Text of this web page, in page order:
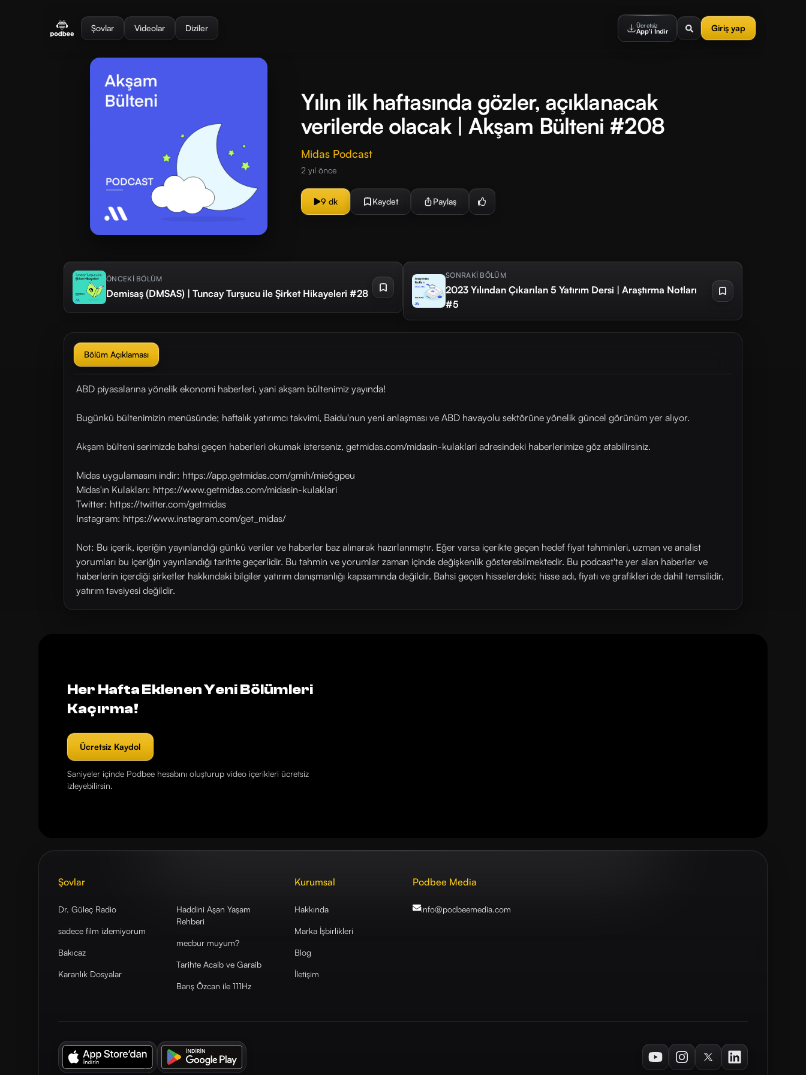
Şovlar Videolar Diziler Ücretsiz
App'i İndir Giriş yap
Yılın ilk haftasında gözler, açıklanacak
verilerde olacak | Akşam Bülteni #208
Midas Podcast
2 yıl önce
9 dk Kaydet Paylaş
ÖNCEKİ BÖLÜM
Demisaş (DMSAS) | Tuncay Turşucu ile Şirket Hikayeleri #28
SONRAKİ BÖLÜM
2023 Yılından Çıkarılan 5 Yatırım Dersi | Araştırma Notları
#5
Bölüm Açıklaması
ABD piyasalarına yönelik ekonomi haberleri, yani akşam bültenimiz yayında!
Bugünkü bültenimizin menüsünde; haftalık yatırımcı takvimi, Baidu'nun yeni anlaşması ve ABD havayolu sektörüne yönelik güncel görünüm yer alıyor.
Akşam bülteni serimizde bahsi geçen haberleri okumak isterseniz, getmidas.com/midasin-kulaklari adresindeki haberlerimize göz atabilirsiniz.
Midas uygulamasını indir: https://app.getmidas.com/gmih/mie6gpeu
Midas'ın Kulakları: https://www.getmidas.com/midasin-kulaklari
Twitter: https://twitter.com/getmidas
Instagram: https://www.instagram.com/get_midas/
Not: Bu içerik, içeriğin yayınlandığı günkü veriler ve haberler baz alınarak hazırlanmıştır. Eğer varsa içerikte geçen hedef fiyat tahminleri, uzman ve analist
yorumları bu içeriğin yayınlandığı tarihte geçerlidir. Bu tahmin ve yorumlar zaman içinde değişkenlik gösterebilmektedir. Bu podcast'te yer alan haberler ve
haberlerin içerdiği şirketler hakkındaki bilgiler yatırım danışmanlığı kapsamında değildir. Bahsi geçen hisselerdeki; hisse adı, fiyatı ve grafikleri de dahil temsilidir,
yatırım tavsiyesi değildir.
Her Hafta Eklenen Yeni Bölümleri
Kaçırma!
Ücretsiz Kaydol
Saniyeler içinde Podbee hesabını oluşturup video içerikleri ücretsiz
izleyebilirsin.
Şovlar
Dr. Güleç Radio
sadece film izlemiyorum
Bakıcaz
Karanlık Dosyalar
Haddini Aşan Yaşam
Rehberi
mecbur muyum?
Tarihte Acaib ve Garaib
Barış Özcan ile 111Hz
Kurumsal
Hakkında
Marka İşbirlikleri
Blog
İletişim
Podbee Media
info@podbeemedia.com
YoutubeInstagramTwitterLinkedIn